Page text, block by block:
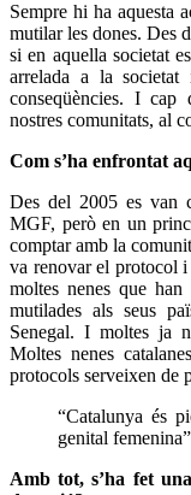
Sempre hi ha aquesta
mutilar les dones. Des
si en aquella societat
arrelada a la
conseqüències. I
nostres comunitats, al
Com s’ha enfrontat
Des del 2005 es van
MGF, però en un
comptar amb la
va renovar el protocol
moltes nenes que
mutilades als seus
Senegal. I moltes ja
Moltes nenes
protocols serveixen de
“Catalunya és
genital
Amb tot, s’ha fet